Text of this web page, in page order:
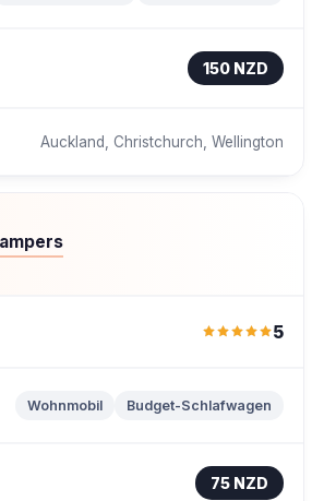
150 NZD
Auckland, Christchurch, Wellington
5
Wohnmobil Budget-Schlafwagen
75 NZD